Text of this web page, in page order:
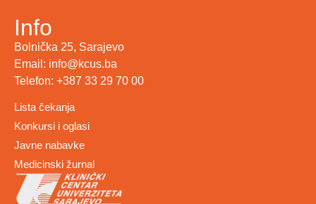
Info
Bolnička 25, Sarajevo
Email: info@kcus.ba
Telefon: +387 33 29 70 00
Lista čekanja
Konkursi i oglasi
Javne nabavke
Medicinski žurnal